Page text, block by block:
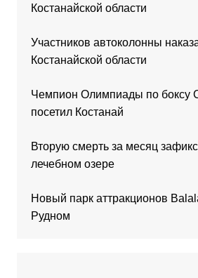
Костанайской области
Участников автоколонны
Костанайской области
Чемпион Олимпиады по боксу
посетил Костанай
Вторую смерть за месяц
лечебном озере
Новый парк аттракционов
Рудном